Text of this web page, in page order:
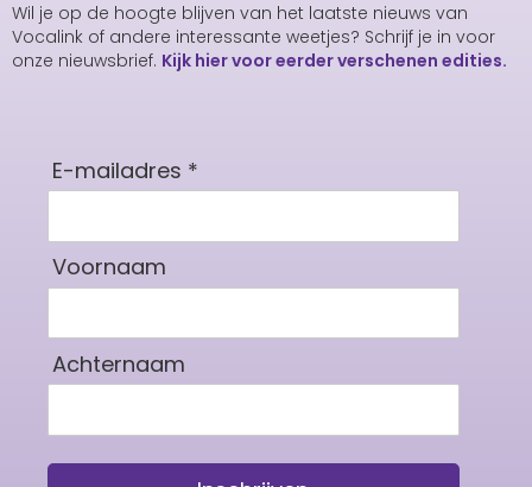
Wil je op de hoogte blijven van het laatste nieuws van
Vocalink of andere interessante weetjes? Schrijf je in voor
onze nieuwsbrief. Kijk hier voor eerder verschenen edities.
E-mailadres *
Voornaam
Achternaam